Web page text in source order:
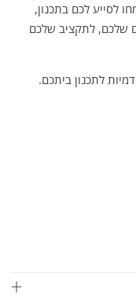
לסייע לכם בתכנון,
שלכם, לתקציב שלכם
לתכנון ביתכם.